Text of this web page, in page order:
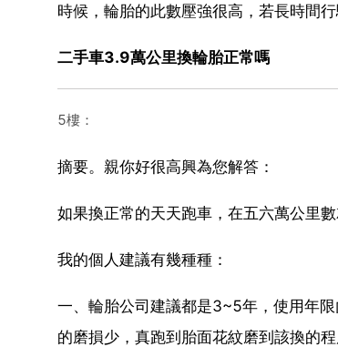
時候，輪胎的此數壓強很高，若長時間
二手車3.9萬公里換輪胎正常嗎
5樓：
摘要。親你好很高興為您解答：
如果換正常的天天跑車，在五六萬公里數
我的個人建議有幾種種：
一、輪胎公司建議都是3~5年，使用年
的磨損少，真跑到胎面花紋磨到該換的